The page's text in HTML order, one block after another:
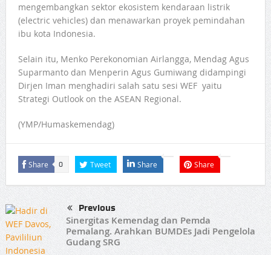
mengembangkan sektor ekosistem kendaraan listrik
(electric vehicles) dan menawarkan proyek pemindahan
ibu kota Indonesia.
Selain itu, Menko Perekonomian Airlangga, Mendag Agus
Suparmanto dan Menperin Agus Gumiwang didampingi
Dirjen Iman menghadiri salah satu sesi WEF yaitu
Strategi Outlook on the ASEAN Regional.
(YMP/Humaskemendag)
Share 0 Tweet Share Share
Previous
Sinergitas Kemendag dan Pemda
Pemalang. Arahkan BUMDEs Jadi Pengelola
Gudang SRG